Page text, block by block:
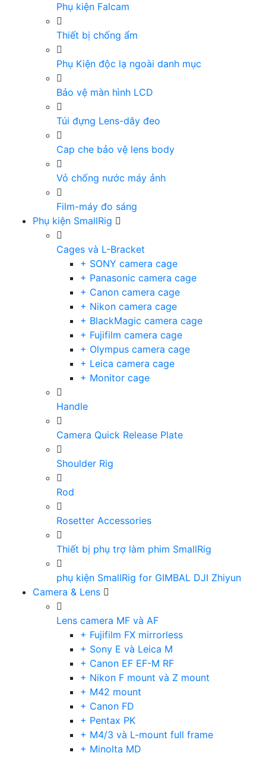
Phụ kiện Falcam
Thiết bị chống ẩm
Phụ Kiện độc lạ ngoài danh mục
Bảo vệ màn hình LCD
Túi đựng Lens-dây đeo
Cap che bảo vệ lens body
Vỏ chống nước máy ảnh
Film-máy đo sáng
Phụ kiện SmallRig
Cages và L-Bracket
+ SONY camera cage
+ Panasonic camera cage
+ Canon camera cage
+ Nikon camera cage
+ BlackMagic camera cage
+ Fujifilm camera cage
+ Olympus camera cage
+ Leica camera cage
+ Monitor cage
Handle
Camera Quick Release Plate
Shoulder Rig
Rod
Rosetter Accessories
Thiết bị phụ trợ làm phim SmallRig
phụ kiện SmallRig for GIMBAL DJI Zhiyun
Camera & Lens
Lens camera MF và AF
+ Fujifilm FX mirrorless
+ Sony E và Leica M
+ Canon EF EF-M RF
+ Nikon F mount và Z mount
+ M42 mount
+ Canon FD
+ Pentax PK
+ M4/3 và L-mount full frame
+ Minolta MD